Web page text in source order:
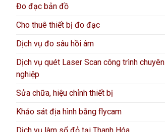
Đo đạc bản đồ
Cho thuê thiết bị đo đạc
Dịch vụ đo sâu hồi âm
Dịch vụ quét Laser Scan công trình chuyên
nghiệp
Sửa chữa, hiệu chỉnh thiết bị
Khảo sát địa hình bằng flycam